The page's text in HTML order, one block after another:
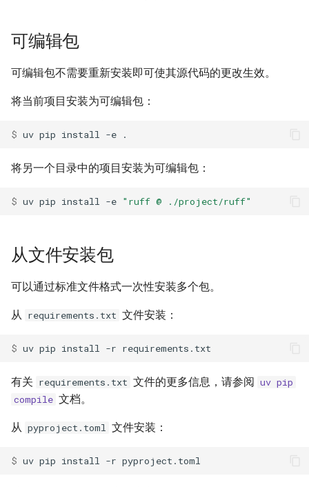
可编辑包
可编辑包不需要重新安装即可使其源代码的更改生效。
将当前项目安装为可编辑包：
$ uv pip install -e
将另一个目录中的项目安装为可编辑包：
$ uv pip install -e "ruff @ ./project/ruff"
从文件安装包
可以通过标准文件格式一次性安装多个包。
从 requirements.txt 文件安装：
$ uv pip install -r
有关 requirements.txt 文件的更多信息，请参阅 uv pip
compile 文档。
从 pyproject.toml 文件安装：
$ uv pip install -r